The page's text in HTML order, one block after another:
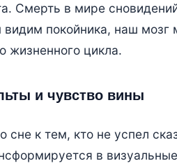
Смерть в мире
видим покойника, наш мозг
жизненного цикла.
и чувство вины
сне к тем, кто не успел
в